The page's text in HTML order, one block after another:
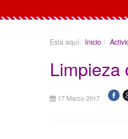
Está aquí: Inicio
Limpieza
17 Marzo 2017